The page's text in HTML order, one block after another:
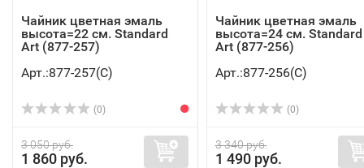
Чайник цветная эмаль
высота=22 см. Standard
Art (877-257)
Арт.:877-257(C)
(0)
3 050 руб.
1 860 руб.
Чайник цветная эмаль
высота=24 см. Standard
Art (877-256)
Арт.:877-256(C)
(0)
3 340 руб.
1 490 руб.